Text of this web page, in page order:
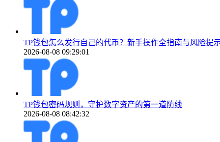
TP钱包怎么发行自己的代币？新手操作全指南与风险提
2026-08-08 09:29:01
TP钱包密码规则，守护数字资产的第一道防线
2026-08-08 08:42:32